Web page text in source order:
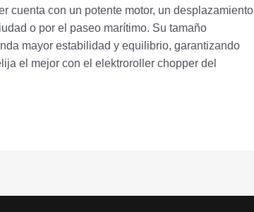
cuenta con un potente motor, un desplazamiento
o por el paseo marítimo. Su tamaño
mayor estabilidad y equilibrio, garantizando
el mejor con el elektroroller chopper del